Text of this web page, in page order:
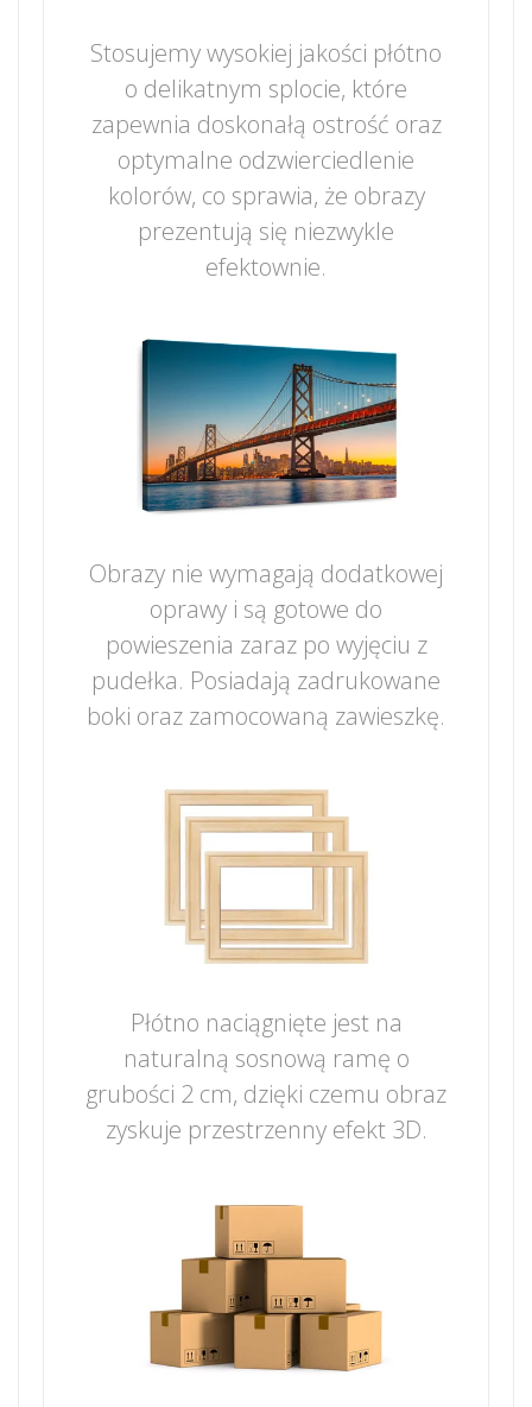
Stosujemy wysokiej jakości płótno
o delikatnym splocie, które
zapewnia doskonałą ostrość oraz
optymalne odzwierciedlenie
kolorów, co sprawia, że obrazy
prezentują się niezwykle
efektownie.
Obrazy nie wymagają dodatkowej
oprawy i są gotowe do
powieszenia zaraz po wyjęciu z
pudełka. Posiadają zadrukowane
boki oraz zamocowaną zawieszkę.
Płótno naciągnięte jest na
naturalną sosnową ramę o
grubości 2 cm, dzięki czemu obraz
zyskuje przestrzenny efekt 3D.